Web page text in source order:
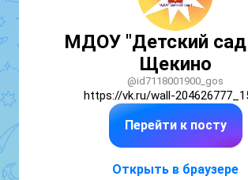
МДОУ "Детский
Щекино
@id7118001900_gos
https://vk.ru/wall-
Перейти к посту
Открыть в браузере